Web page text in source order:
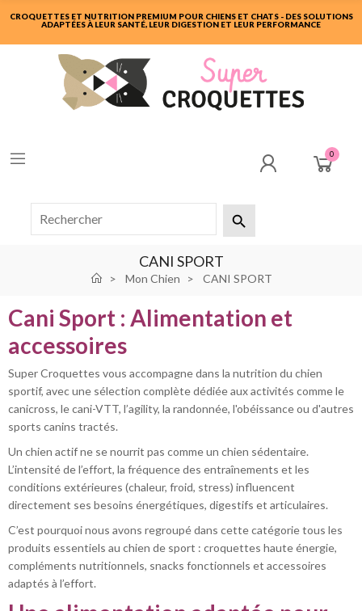
CROQUETTES ET NUTRITION PREMIUM POUR CHIENS ET CHATS - DES SOLUTIONS
ADAPTÉES À LEUR SANTÉ, LEUR DIGESTION ET LEUR PERFORMANCE
0

CANI SPORT
Mon Chien CANI SPORT
Cani Sport : Alimentation et
accessoires
Super Croquettes vous accompagne dans la nutrition du chien
sportif, avec une sélection complète dédiée aux activités comme le
canicross, le cani-VTT, l’agility, la randonnée, l'obéissance ou d'autres
sports canins tractés.
Un chien actif ne se nourrit pas comme un chien sédentaire.
L’intensité de l’effort, la fréquence des entraînements et les
conditions extérieures (chaleur, froid, stress) influencent
directement ses besoins énergétiques, digestifs et articulaires.
C’est pourquoi nous avons regroupé dans cette catégorie tous les
produits essentiels au chien de sport : croquettes haute énergie,
compléments nutritionnels, snacks fonctionnels et accessoires
adaptés à l’effort.